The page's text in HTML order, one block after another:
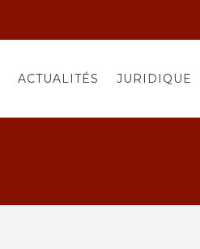
ACTUALITÉS JURIDIQUE